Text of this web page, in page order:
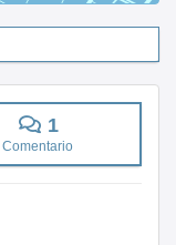
1
Comentario